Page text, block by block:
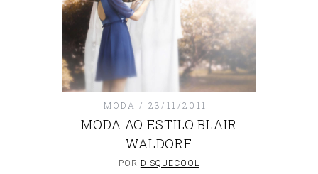
MODA 23/11/2011
MODA AO ESTILO BLAIR
WALDORF
POR DISQUECOOL